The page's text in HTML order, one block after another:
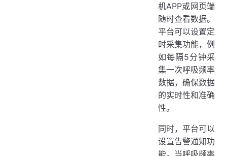
机APP或网页端
随时查看数据。
平台可以设置定
时采集功能，例
如每隔5分钟采
集一次呼吸频率
数据，确保数据
的实时性和准确
性。
同时，平台可以
设置告警通知功